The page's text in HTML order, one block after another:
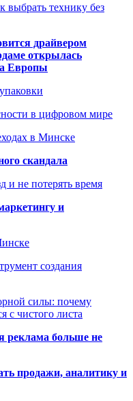
выбрать технику без
драйвером
открылась
Европы
в цифровом мире
в Минске
скандала
и не потерять время
и
создания
силы: почему
с чистого листа
реклама больше не
продажи, аналитику и